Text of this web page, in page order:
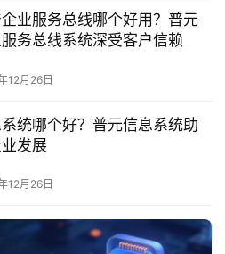
企业服务总线哪个好用？普元
务总线系统深受客户信赖
12月26日
统哪个好？普元信息系统助
发展
12月26日